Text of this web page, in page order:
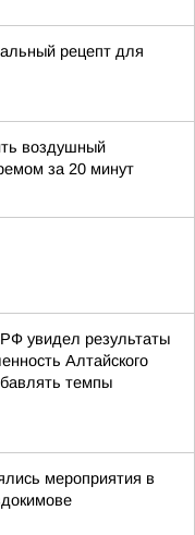
рецепт для
воздушный
за 20 минут
увидел результаты
Алтайского
темпы
мероприятия в